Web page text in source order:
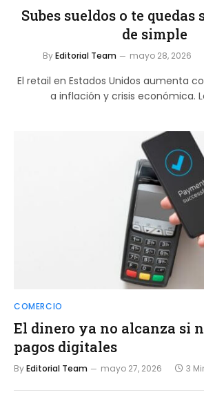
Subes sueldos o te quedas
de simple
By Editorial Team mayo 28, 2026
El retail en Estados Unidos aumenta
a inflación y crisis económica.
COMERCIO
El dinero ya no alcanza si
pagos digitales
ByEditorial Team mayo 27, 2026 3